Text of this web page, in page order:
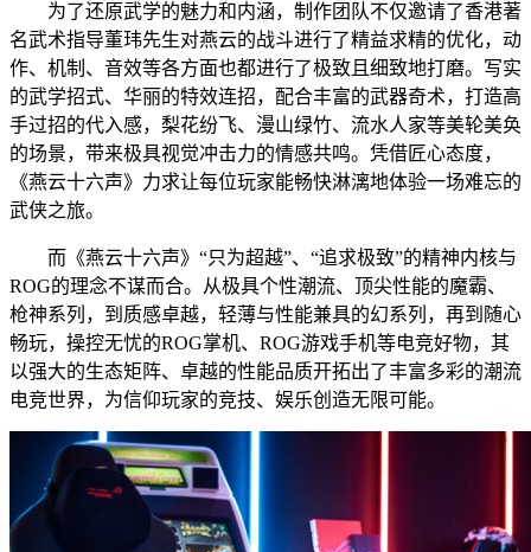
为了还原武学的魅力和内涵，制作团队不仅邀请了香港著
名武术指导董玮先生对燕云的战斗进行了精益求精的优化，动
作、机制、音效等各方面也都进行了极致且细致地打磨。写实
的武学招式、华丽的特效连招，配合丰富的武器奇术，打造高
手过招的代入感，梨花纷飞、漫山绿竹、流水人家等美轮美奂
的场景，带来极具视觉冲击力的情感共鸣。凭借匠心态度，
《燕云十六声》力求让每位玩家能畅快淋漓地体验一场难忘的
武侠之旅。
而《燕云十六声》“只为超越”、“追求极致”的精神内核与
ROG的理念不谋而合。从极具个性潮流、顶尖性能的魔霸、
枪神系列，到质感卓越，轻薄与性能兼具的幻系列，再到随心
畅玩，操控无忧的ROG掌机、ROG游戏手机等电竞好物，其
以强大的生态矩阵、卓越的性能品质开拓出了丰富多彩的潮流
电竞世界，为信仰玩家的竞技、娱乐创造无限可能。